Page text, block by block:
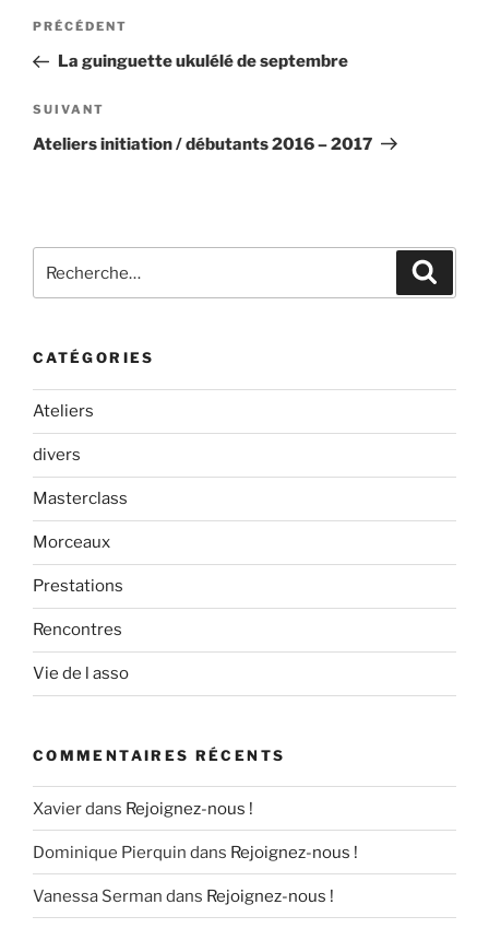
Navigation
l’article
Article
précédent
PRÉCÉDENT
La guinguette ukulélé de septembre
Article
suivant
SUIVANT
Ateliers initiation / débutants 2016 – 2017
pour
CATÉGORIES
Ateliers
divers
Masterclass
Morceaux
Prestations
Rencontres
Vie de l asso
COMMENTAIRES RÉCENTS
Xavierdans Rejoignez-nous !
Dominique Pierquin dans Rejoignez-nous !
Vanessa Serman dans Rejoignez-nous !